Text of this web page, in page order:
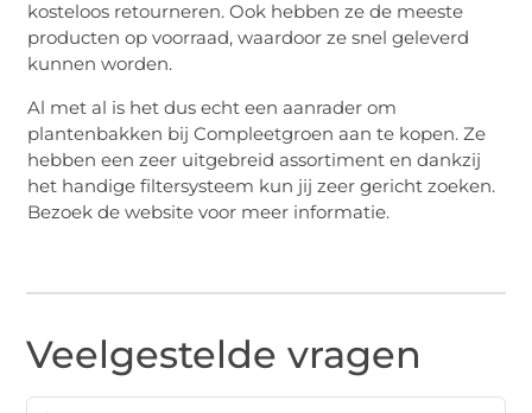
kosteloos retourneren. Ook hebben ze de meeste
producten op voorraad, waardoor ze snel geleverd
kunnen worden.
Al met al is het dus echt een aanrader om
plantenbakken bij Compleetgroen aan te kopen. Ze
hebben een zeer uitgebreid assortiment en dankzij
het handige filtersysteem kun jij zeer gericht zoeken.
Bezoek de website voor meer informatie.
Veelgestelde vragen